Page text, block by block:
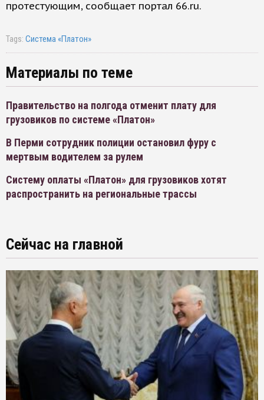
протестующим, сообщает портал 66.ru.
Tags: Система «Платон»
Материалы по теме
Правительство на полгода отменит плату для
грузовиков по системе «Платон»
В Перми сотрудник полиции остановил фуру с
мертвым водителем за рулем
Систему оплаты «Платон» для грузовиков хотят
распространить на региональные трассы
Сейчас на главной